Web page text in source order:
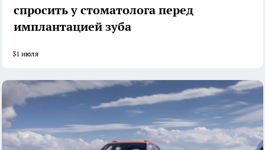
спросить у стоматолога перед
имплантацией зуба
31 июля